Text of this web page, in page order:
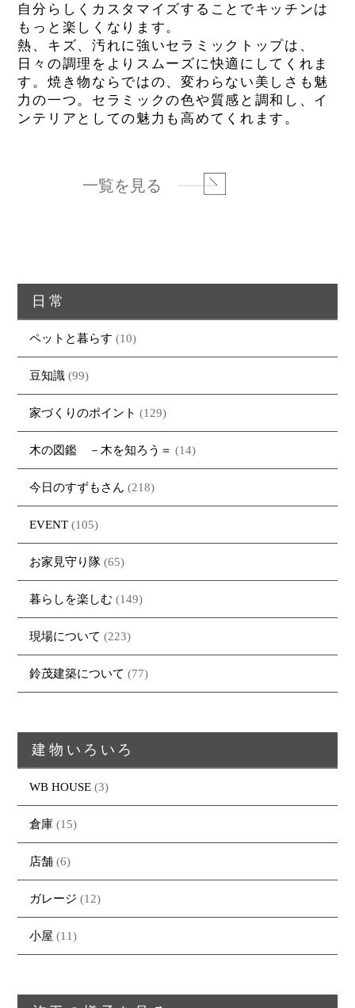
自分らしくカスタマイズすることでキッチンは
もっと楽しくなります。
熱、キズ、汚れに強いセラミックトップは、
日々の調理をよりスムーズに快適にしてくれま
す。焼き物ならではの、変わらない美しさも魅
力の一つ。セラミックの色や質感と調和し、イ
ンテリアとしての魅力も高めてくれます。
一覧を見る
日常
ペットと暮らす (10)
豆知識 (99)
家づくりのポイント (129)
木の図鑑 －木を知ろう＝ (14)
今日のすずもさん (218)
EVENT (105)
お家見守り隊 (65)
暮らしを楽しむ (149)
現場について (223)
鈴茂建築について (77)
建物いろいろ
WB HOUSE (3)
倉庫 (15)
店舗 (6)
ガレージ (12)
小屋 (11)